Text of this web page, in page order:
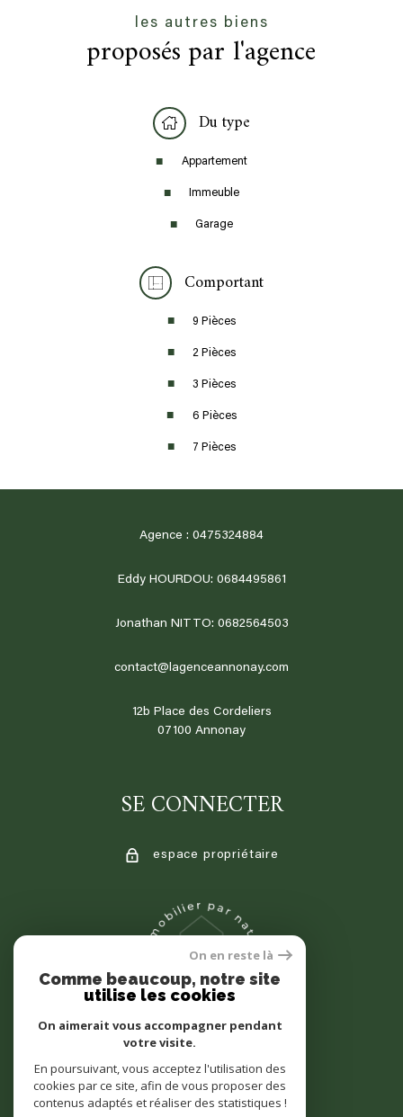
les autres biens
proposés par l'agence
Du type
Appartement
Immeuble
Garage
Comportant
9 Pièces
2 Pièces
3 Pièces
6 Pièces
7 Pièces
Agence : 0475324884
Eddy HOURDOU: 0684495861
Jonathan NITTO: 0682564503
contact@lagenceannonay.com
12b Place des Cordeliers
07100
annonay
SE CONNECTER
espace propriétaire
© 2022 Tous droits réservés
On en reste là
Comme beaucoup, notre site
utilise les cookies
On aimerait vous accompagner pendant
votre visite.
En poursuivant, vous acceptez l'utilisation des
cookies par ce site, afin de vous proposer des
contenus adaptés et réaliser des statistiques !